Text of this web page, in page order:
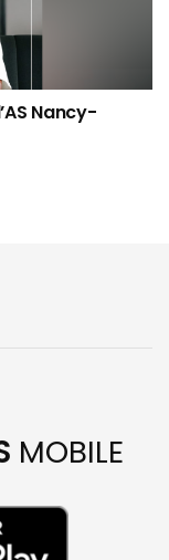
Nancy-
MOBILE